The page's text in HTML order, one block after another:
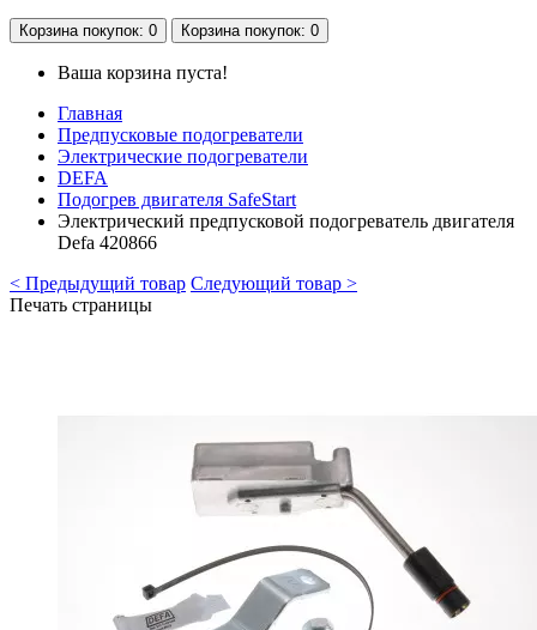
Корзина покупок: 0 Корзина покупок: 0
Ваша корзина пуста!
Главная
Предпусковые подогреватели
Электрические подогреватели
DEFA
Подогрев двигателя SafeStart
Электрический предпусковой подогреватель двигателя
Defa 420866
< Предыдущий товар Следующий товар >
Печать страницы